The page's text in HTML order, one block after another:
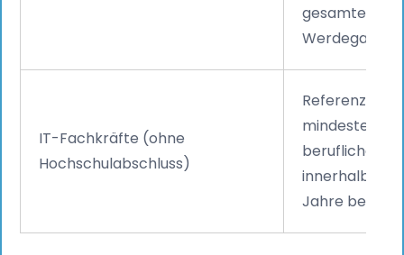
gesamten
Werdegangs.
IT-Fachkräfte (ohne
Hochschulabschluss)
mindestens
berufliche IT-
innerhalb der
Jahre